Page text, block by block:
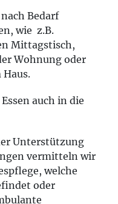
Bedarf
wie z.B.
Mittagstisch,
Wohnung oder
Haus.
auch in die
Unterstützung
vermitteln wir
welche
oder